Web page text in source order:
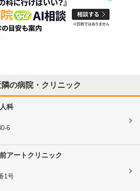
の病院・クリニック
科
6
アートクリニック
1号